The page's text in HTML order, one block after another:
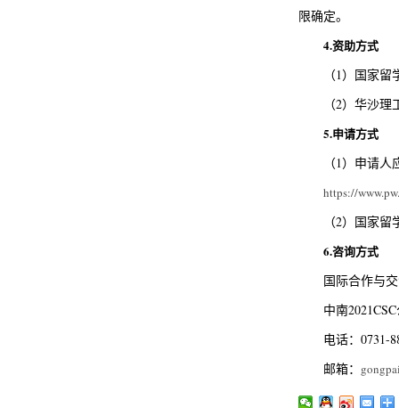
限确定。
4.资助方式
（1）国家
（2）华沙
5.申请方式
（1）申请
https://
（2）国家
6.咨询方式
国际合作与
中南
电话：0731-
邮箱：